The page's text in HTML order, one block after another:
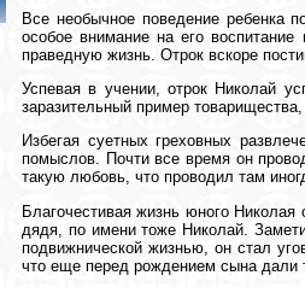
Все необычное поведение ребенка
особое внимание на его
праведную жизнь. Отрок вскоре
Успевая в учении, отрок Николай
заразительный пример
Избегая суетных греховных
помыслов. Почти все время он
такую любовь, что проводил там
Благочестивая жизнь юного
дядя, по имени тоже Николай.
подвижнической жизнью, он стал
что еще перед рождением сына дали